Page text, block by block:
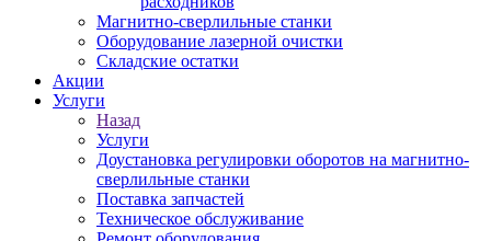
Магнитно-сверлильные станки
Оборудование лазерной очистки
Складские остатки
Акции
Услуги
Назад
Услуги
Доустановка регулировки оборотов на магнитно-
сверлильные станки
Поставка запчастей
Техническое обслуживание